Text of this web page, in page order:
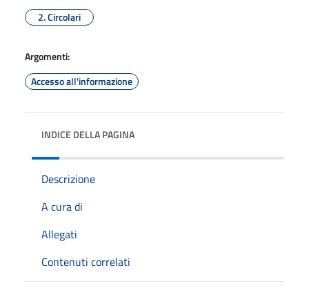
2. Circolari
Argomenti:
Accesso all'informazione
INDICE DELLA PAGINA
Descrizione
A cura di
Allegati
Contenuti correlati